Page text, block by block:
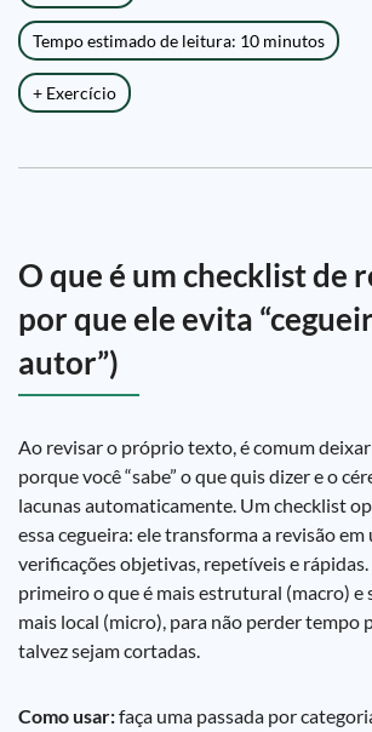
Tempo estimado de leitura: 10 minutos
+ Exercício
O que é um checklist de
por que ele evita
autor”)
Ao revisar o próprio texto, é comum
porque você “sabe” o que quis dizer e o
lacunas automaticamente. Um checklist
essa cegueira: ele transforma a revisão em
verificações objetivas, repetíveis e rápidas.
primeiro o que é mais estrutural (macro) e
mais local (micro), para não perder tempo
talvez sejam cortadas.
Como usar:faça uma passada por